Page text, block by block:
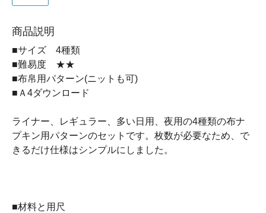
商品説明
■サイズ 4種類
■難易度 ★★
■布帛用パターン(ニットも可)
■Ａ4ダウンロード
ライナー、レギュラー、多い日用、夜用の4種類の布ナ
プキン用パターンのセットです。枚数が必要なため、で
きるだけ仕様はシンプルにしました。
■材料と用尺